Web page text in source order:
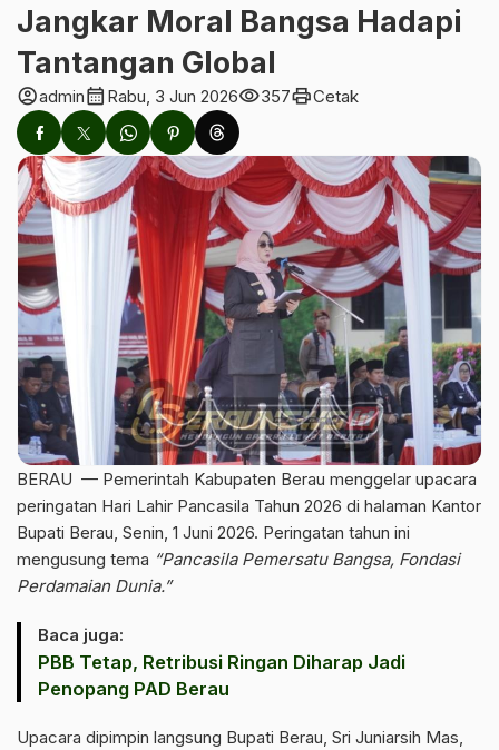
Jangkar Moral Bangsa Hadapi
Tantangan Global
account_circleadmincalendar_month Rabu, 3 Jun 2026visibility357printCetak
BERAU — Pemerintah Kabupaten Berau menggelar upacara
peringatan Hari Lahir Pancasila Tahun 2026 di halaman Kantor
Bupati Berau, Senin, 1 Juni 2026. Peringatan tahun ini
mengusung tema “Pancasila Pemersatu Bangsa, Fondasi
Perdamaian Dunia.”
Baca juga:
PBB Tetap, Retribusi Ringan Diharap Jadi
Penopang PAD Berau
Upacara dipimpin langsung Bupati Berau, Sri Juniarsih Mas,